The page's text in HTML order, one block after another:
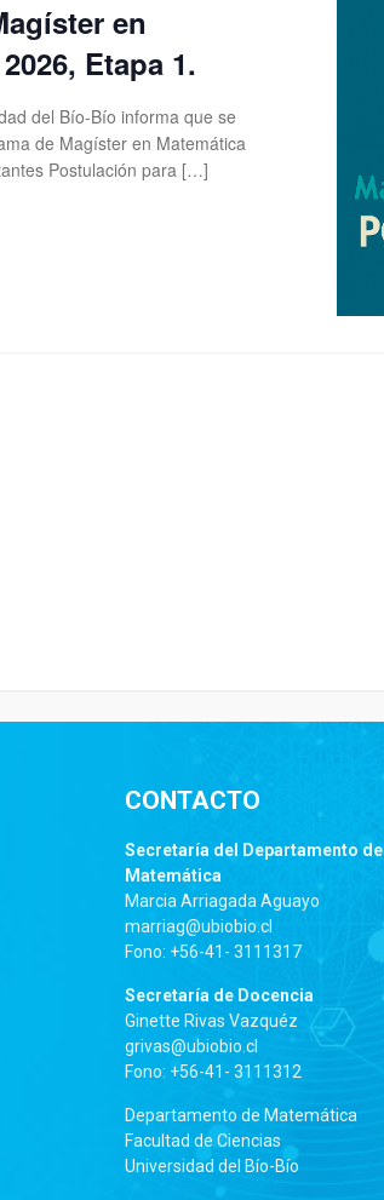
en
Etapa 1.
del Bío-Bío informa que se
de Magíster en Matemática
Postulación para […]
CONTACTO
Secretaría del Departamento de
Matemática
Marcia Arriagada Aguayo
marriag@ubiobio.cl
Fono: +56-41- 3111317
Secretaría de Docencia
Ginette Rivas Vazquéz
grivas@ubiobio.cl
Fono: +56-41- 3111312
Departamento de Matemática
Facultad de Ciencias
Universidad del Bío-Bío